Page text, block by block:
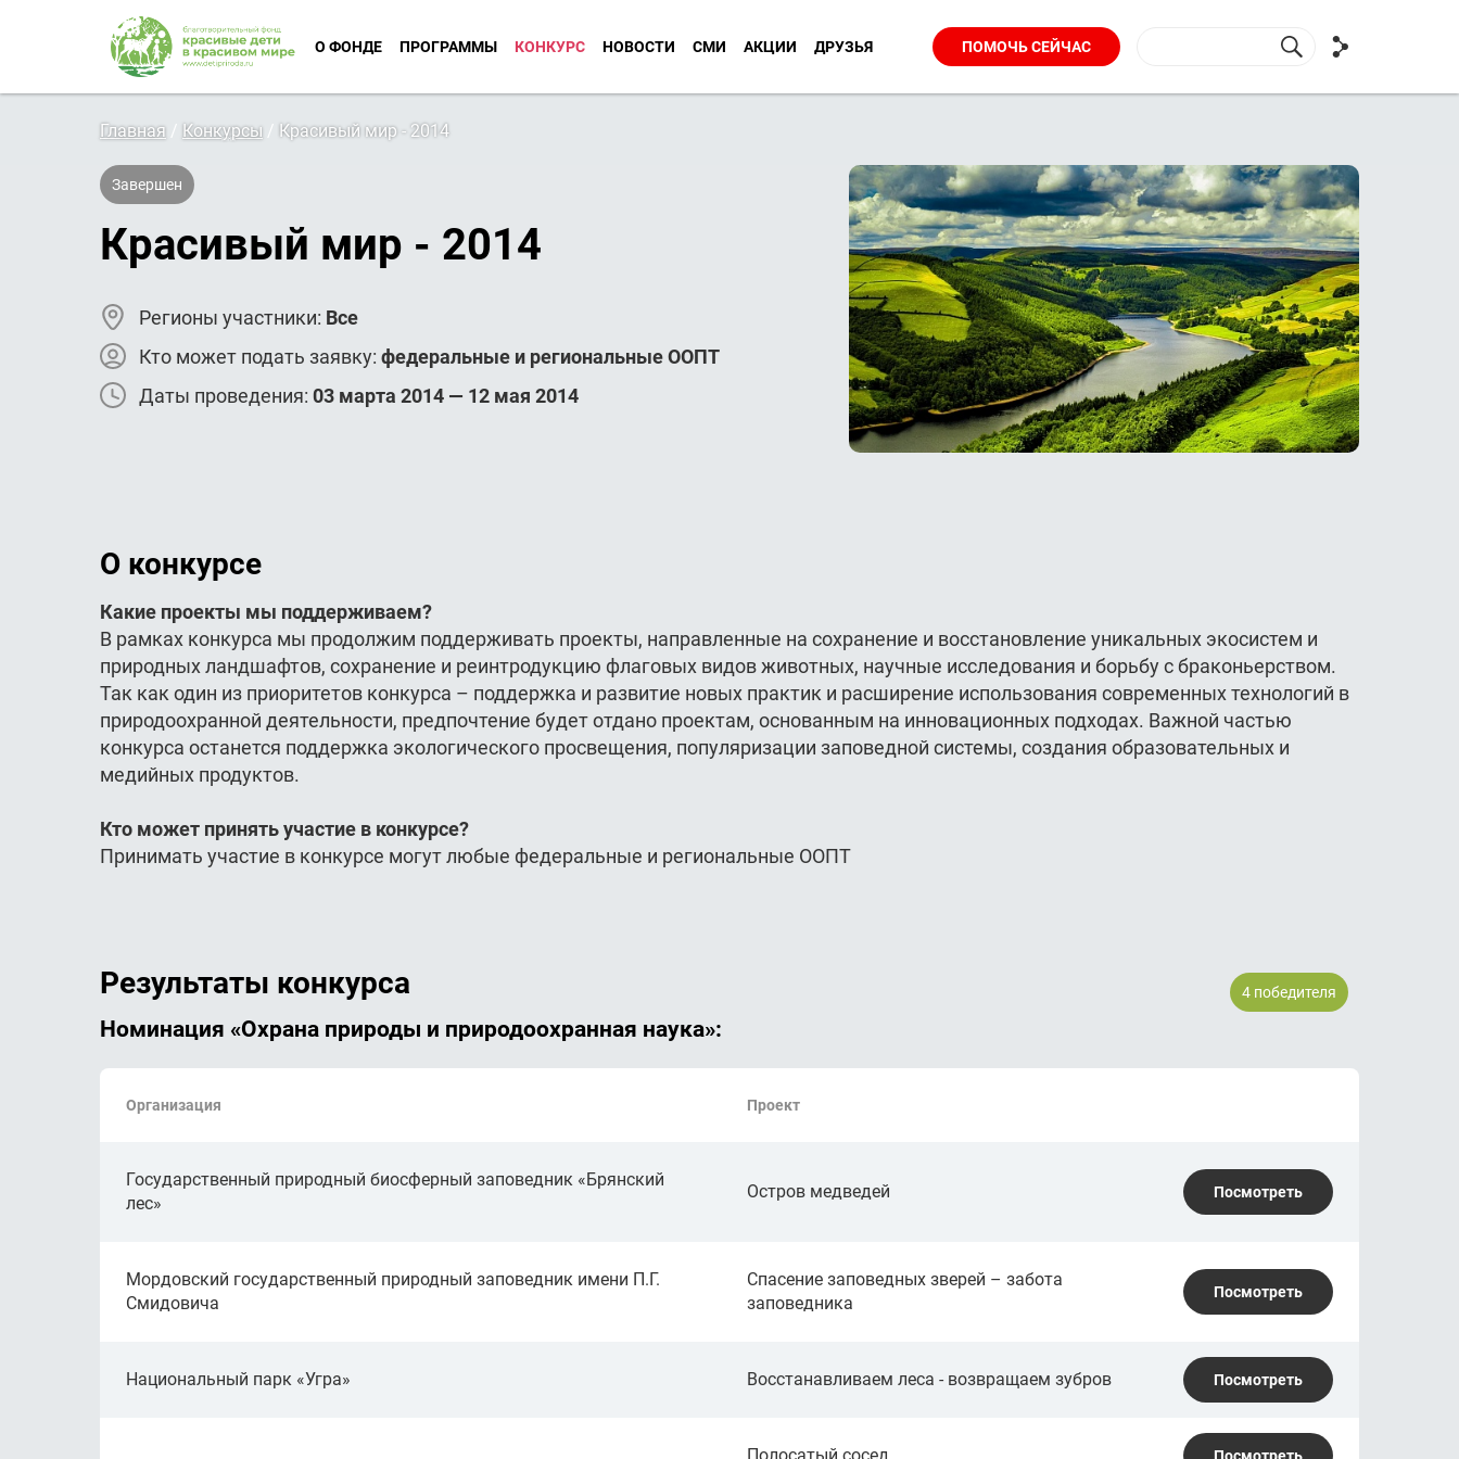
О ФОНДЕ ПРОГРАММЫ КОНКУРС НОВОСТИ СМИ АКЦИИ ДРУЗЬЯ ПОМОЧЬ СЕЙЧАС
Главная / Конкурсы / Красивый мир - 2014
Завершен
Красивый мир - 2014
Регионы участники: Все
Кто может подать заявку: федеральные и региональные ООПТ
Даты проведения: 03 марта 2014 — 12 мая 2014
О конкурсе
Какие проекты мы поддерживаем?
В рамках конкурса мы продолжим поддерживать проекты, направленные на сохранение и восстановление уникальных экосистем и
природных ландшафтов, сохранение и реинтродукцию флаговых видов животных, научные исследования и борьбу с браконьерством.
Так как один из приоритетов конкурса – поддержка и развитие новых практик и расширение использования современных технологий в
природоохранной деятельности, предпочтение будет отдано проектам, основанным на инновационных подходах. Важной частью
конкурса останется поддержка экологического просвещения, популяризации заповедной системы, создания образовательных и
медийных продуктов.
Кто может принять участие в конкурсе?
Принимать участие в конкурсе могут любые федеральные и региональные ООПТ
Результаты конкурса 4 победителя
Номинация «Охрана природы и природоохранная наука»:
Организация Проект
Государственный природный биосферный заповедник «Брянский
лес»
Остров медведей Посмотреть
Мордовский государственный природный заповедник имени П.Г.
Смидовича
Спасение заповедных зверей – забота
заповедника
Посмотреть
Национальный парк «Угра» Восстанавливаем леса - возвращаем зубров Посмотреть
Посмотреть